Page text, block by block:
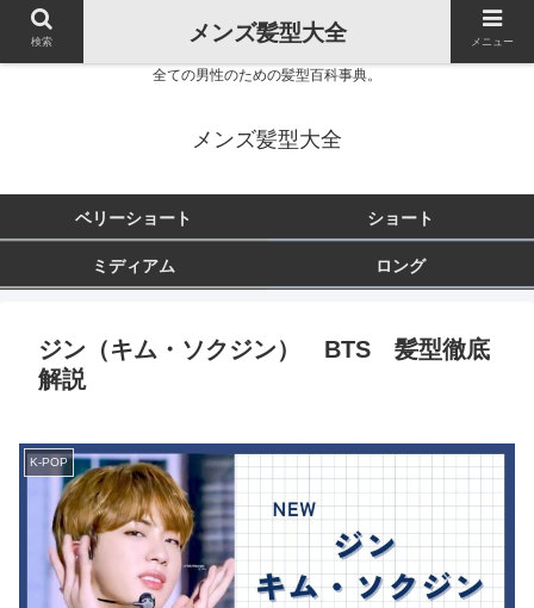
全ての男性のための髪型百科事典。
メンズ髪型大全
ベリーショート ショート
ミディアム ロング
ジン（キム・ソクジン） BTS 髪型徹底
解説
K-POP
検索 メンズ髪型大全 メニュー